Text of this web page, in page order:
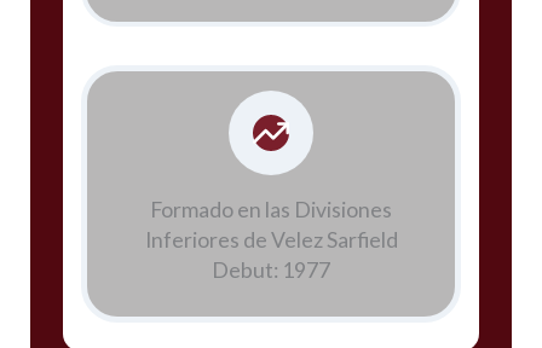
Formado en las Divisiones
Inferiores de Velez Sarfield
Debut: 1977